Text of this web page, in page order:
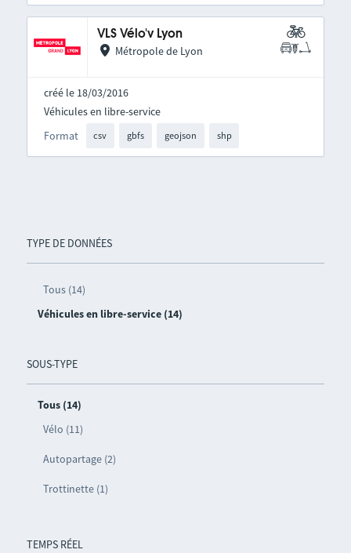
TYPE DE DONNÉES
Tous (14)
Véhicules en libre-service (14)
SOUS-TYPE
Tous (14)
Vélo (11)
Autopartage (2)
Trottinette (1)
TEMPS RÉEL
VLS Vélo'v Lyon
Métropole de Lyon
créé le 18/03/2016
Format csv gbfs geojson shp
Véhicules en libre-service